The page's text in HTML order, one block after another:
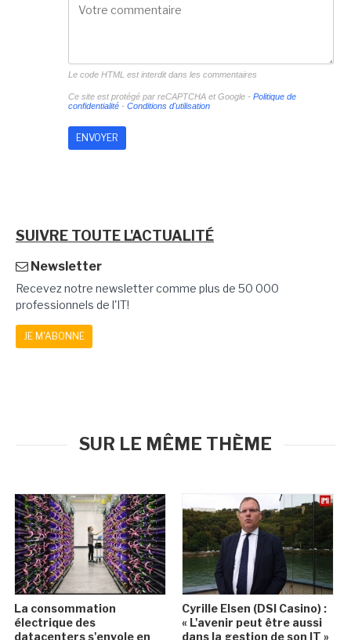
Le code HTML est interdit dans les commentaires
Ce site est protégé par reCAPTCHA et Google - Politique de
confidentialité- Conditions d'utilisation
SUIVRE TOUTE L'ACTUALITÉ
Newsletter
Recevez notre newsletter comme plus de 50 000
professionnels de l'IT!
JE M'ABONNE
SUR LE MÊME THÈME
La consommation
électrique des
datacenters s'envole en
Cyrille Elsen (DSI Casino) :
« L'avenir peut être aussi
dans la gestion de son IT »